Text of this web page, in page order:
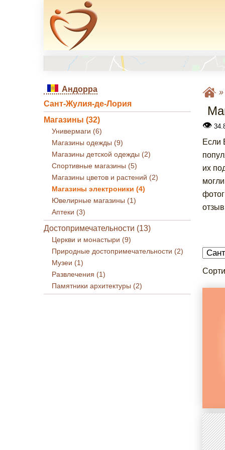
Андорра
Сант-Жулия-де-Лория
Магазины (32)
Универмаги (6)
Магазины одежды (9)
Магазины детской одежды (2)
Спортивные магазины (5)
Магазины цветов и растений (2)
Магазины электроники (4)
Ювелирные магазины (1)
Аптеки (3)
Достопримечательности (13)
Церкви и монастыри (9)
Природные достопримечательности (2)
Музеи (1)
Развлечения (1)
Памятники архитектуры (2)
»
👁
Если
их